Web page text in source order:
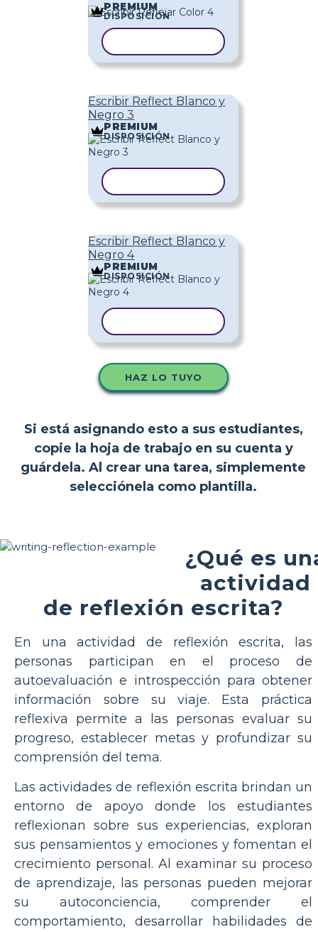
PREMIUM
DISPOSICIÓN
Escribir Reflect Blanco y
Negro 3
PREMIUM
DISPOSICIÓN
Escribir Reflect Blanco y
Negro 4
PREMIUM
DISPOSICIÓN
HAZ LO TUYO
Si está asignando esto a sus estudiantes,
copie la hoja de trabajo en su cuenta y
guárdela. Al crear una tarea, simplemente
selecciónela como plantilla.
¿Qué es
actividad
de reflexión escrita?
En una actividad de reflexión escrita, las
personas participan en el proceso de
autoevaluación e introspección para obtener
información sobre su viaje. Esta práctica
reflexiva permite a las personas evaluar su
progreso, establecer metas y profundizar su
comprensión del tema.
Las actividades de reflexión escrita brindan un
entorno de apoyo donde los estudiantes
reflexionan sobre sus experiencias, exploran
sus pensamientos y emociones y fomentan el
crecimiento personal. Al examinar su proceso
de aprendizaje, las personas pueden mejorar
su autoconciencia, comprender el
comportamiento, desarrollar habilidades de